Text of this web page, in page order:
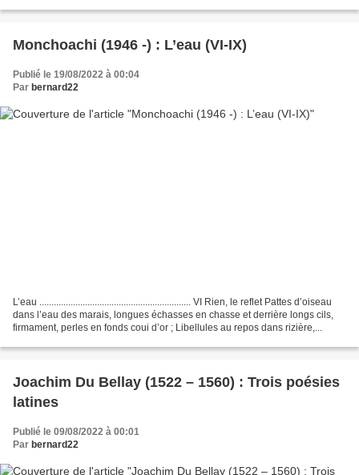
Monchoachi (1946 -) : L’eau (VI-IX)
Publié le 19/08/2022 à 00:04
Par bernard22
L’eau ............................................................... VI Rien, le reflet Pattes d’oiseau
dans l’eau des marais, longues échasses en chasse et derrière longs cils,
firmament, perles en fonds coui d’or ; Libellules au repos dans rizière,...
Joachim Du Bellay (1522 – 1560) : Trois poésies
latines
Publié le 09/08/2022 à 00:01
Par bernard22